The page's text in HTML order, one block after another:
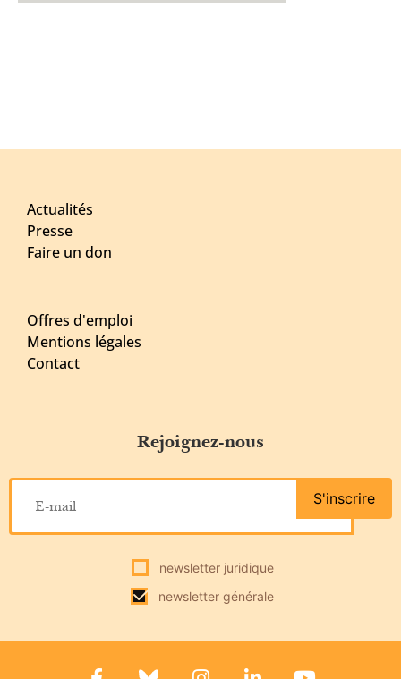
Actualités
Presse
Faire un don
Offres d'emploi
Mentions légales
Contact
Rejoignez-nous
newsletter juridique
newsletter générale
S'inscrire